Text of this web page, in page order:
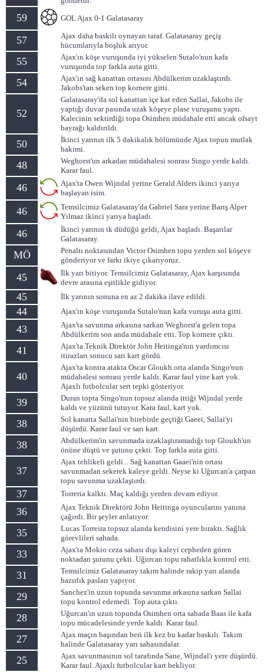
59 GOL Ajax 0-1 Galatasaray
57
Ajax daha baskılı oynayan taraf. Galatasaray geçiş
hücumlarıyla boşluk arıyor.
55
Ajax'ın köşe vuruşunda iyi yükselen Sutalo'nun kafa
vuruşunda top farkla auta gitti.
54
Ajax'ın sağ kanattan ortasını Abdülkerim uzaklaştırdı.
Jakobs'tan seken top kornere gitti.
52
Galatasaray'da sol kanattan içe kat eden Sallai, Jakobs ile
yaptığı duvar pasında uzak köşeye plase vuruşunu yaptı.
Kalecinin sektirdiği topa Osimhen müdahale etti ancak ofsayt
bayrağı kaldırıldı.
50
İkinci yarının ilk 5 dakikalık bölümünde Ajax topun mutlak
hakimi.
48
Weghorst'un arkadan müdahalesi sonrası Singo yerde kaldı.
Karar faul.
46
Ajax'ta Owen Wijndal yerine Gerald Alders ikinci yarıya
başlayan isim.
46
Temsilcimiz Galatasaray'da Gabriel Sara yerine Barış Alper
Yılmaz ikinci yarıya başladı.
46
İkinci yarının ik düdüğü geldi, Ajax başladı. Başarılar
Galatasaray.
MÖ
Penaltı noktasından Victor Osimhen topu yerden sol köşeye
gönderiyor ve farkı ikiye çıkarıyoruz.
45
İlk yarı bitiyor. Temsilcimiz Galatasaray, Ajax karşısında
devre arasına eşitlikle gidiyor.
45 İlk yarının sonuna en az 2 dakika ilave edildi.
44 Ajax'ın köşe vuruşunda Sutalo'nun kafa vuruşu auta gitti.
43
Ajax'ta savunma arkasına sarkan Weghorst'a gelen topa
Abdülkerim son anda müdahale etti. Top kornere çıktı.
41
Ajax'ta Teknik Direktör John Heitinga'nın yardımcısı
itirazları sonucu sarı kart gördü.
40
Ajax'ta kontra atakta Oscar Gloukh orta alanda Singo'nun
müdahalesi sonrası yerde kaldı. Karar faul yine kart yok.
Ajaxlı futbolcular sert tepki gösteriyor.
39
Duran topta Singo'nun topsuz alanda ittiği Wijndal yerde
kaldı ve yüzünü tutuyor. Kara faul, kart yok.
38
Sol kanatta Sallai'nin birebirde geçtiği Gaeei, Sallai'yi
düşürdü. Karar faul ve sarı kart.
38
Abdülkerim'in savunmada uzaklaştıramadığı top Gloukh'un
önüne düştü ve şutunu çekti. Top farkla auta gitti.
37
Ajax tehlikeli geldi... Sağ kanattan Gaaei'nin ortası
savunmadan sekerek kaleye geldi. Neyse ki Uğurcan'a çarpan
topu savunma uzaklaştırdı.
37 Torreria kalktı. Maç kaldığı yerden devam ediyor.
36
Ajax Teknik Direktörü John Heitinga oyuncularını yanına
çağırdı. Bir şeyler anlatıyor.
35
Lucas Torreira topsuz alanda kendisini yere bıraktı. Sağlık
görevlileri sahada.
33
Ajax'ta Mokio ceza sahası dışı kaleyi cepheden gören
noktadan şutunu çekti. Uğurcan topu rahatlıkla kontrol etti.
31
Temsilcimiz Galatasaray takım halinde rakip yarı alanda
hazırlık pasları yapıyor.
29
Sanchez'in uzun topunda savunma arkasına sarkan Sallai
topu kontrol edemedi. Top auta çıktı.
28
Uğurcan'ın uzun topunda Osimhen orta sahada Baas ile kafa
topu mücadelesinde yerde kaldı. Karar faul.
27
Ajax maçın başından beri ilk kez bu kadar baskılı. Takım
halinde Galatasaray yarı sahasındalar.
25
Ajax savunmasının sol tarafında Sane, Wijndal'ı yere düşürdü.
Karar faul. Ajaxlı futbolcular kart bekliyor.